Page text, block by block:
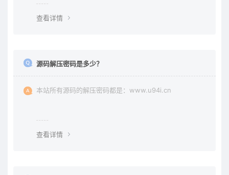
查看详情
源码解压密码是多少？
本站所有源码的解压密码都是：www.u94i.cn
查看详情